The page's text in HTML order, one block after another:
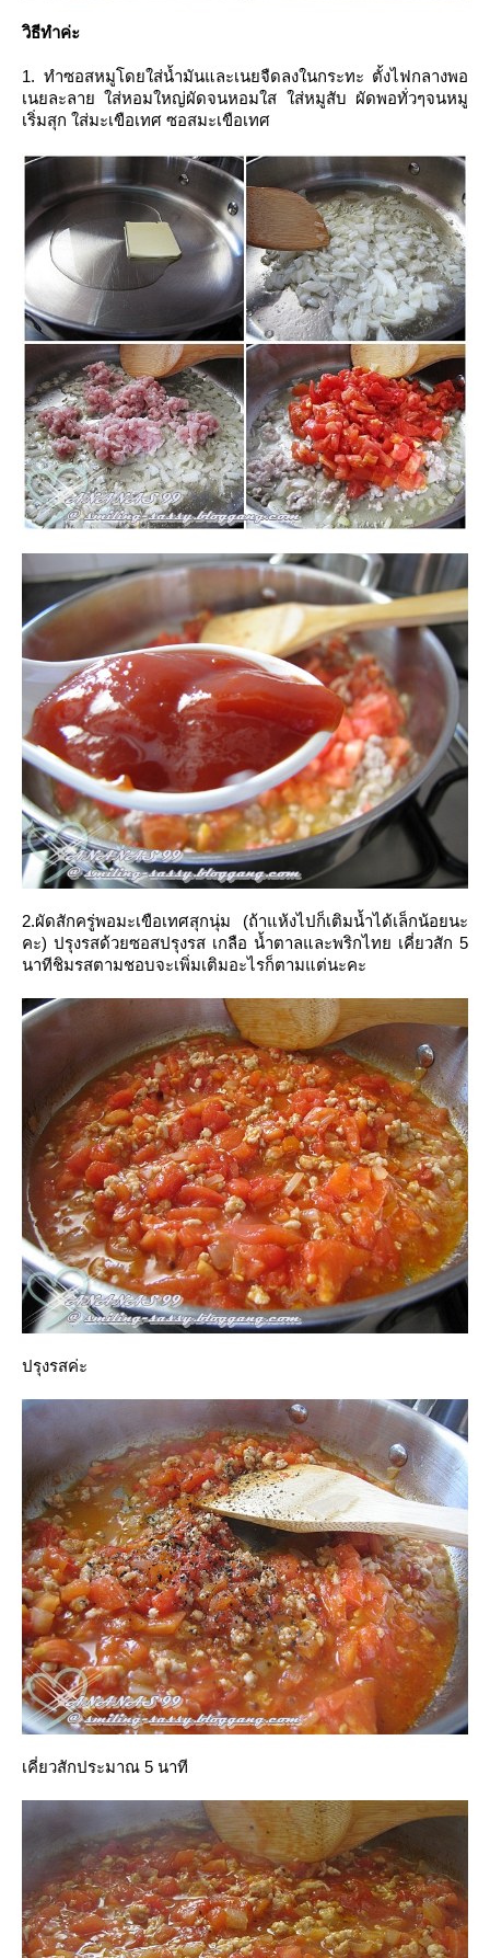
วิธีทำค่ะ
1. ทำซอสหมูโดยใส่น้ำมันและเนยจืดลงในกระทะ ตั้งไฟกลางพอ
เนยละลาย ใส่หอมใหญ่ผัดจนหอมใส ใส่หมูสับ ผัดพอทั่วๆจนหมู
เริ่มสุก ใส่มะเขือเทศ ซอสมะเขือเทศ
2.ผัดสักครู่พอมะเขือเทศสุกนุ่ม (ถ้าแห้งไปก็เติมน้ำได้เล็กน้อยนะ
คะ) ปรุงรสด้วยซอสปรุงรส เกลือ น้ำตาลและพริกไทย เคี่ยวสัก 5
นาทีชิมรสตามชอบจะเพิ่มเติมอะไรก็ตามแต่นะคะ
ปรุงรสค่ะ
เคี่ยวสักประมาณ 5 นาที